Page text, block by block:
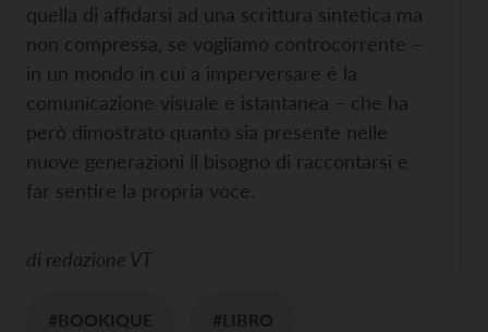
quella di affidarsi ad una scrittura sintetica ma
non compressa, se vogliamo controcorrente –
in un mondo in cui a imperversare è la
comunicazione visuale e istantanea – che ha
però dimostrato quanto sia presente nelle
nuove generazioni il bisogno di raccontarsi e
far sentire la propria voce.
di redazione VT
#BOOKIQUE #LIBRO